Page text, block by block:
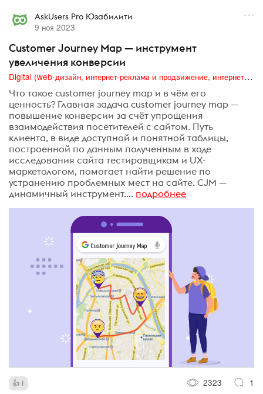
AskUsers Pro Юзабилити
9 ноя 2023
Customer Journey Map — инструмент
увеличения конверсии
Digital (web-дизайн, интернет-реклама и продвижение, интернет-сообщества и блоги, интернет-коммуникации, мобильный маркетинг, реклама на цифровых экранах)
Что такое customer journey map и в чём его
ценность? Главная задача customer journey map —
повышение конверсии за счёт упрощения
взаимодействия посетителей с сайтом. Путь
клиента, в виде доступной и понятной таблицы,
построенной по данным полученным в ходе
исследования сайта тестировщикам и UX-
маркетологом, помогает найти решение по
устранению проблемных мест на сайте. CJM —
динамичный инструмент.... подробнее
1 2323 1